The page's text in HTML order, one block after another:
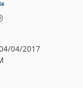
04/2017